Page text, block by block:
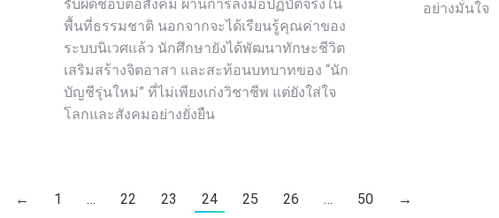
อย่างมั่นใจ
รับผิดชอบต่อสังคม ผ่านการลงมือปฏิบัติจริงใน
พื้นที่ธรรมชาติ นอกจากจะได้เรียนรู้คุณค่าของ
ระบบนิเวศแล้ว นักศึกษายังได้พัฒนาทักษะชีวิต
เสริมสร้างจิตอาสา และสะท้อนบทบาทของ “นัก
บัญชีรุ่นใหม่” ที่ไม่เพียงเก่งวิชาชีพ แต่ยังใส่ใจ
โลกและสังคมอย่างยั่งยืน
← 1 … 22 23 24 25 26 … 50 →